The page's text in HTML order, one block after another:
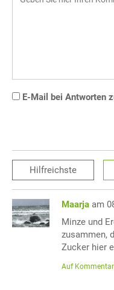
E-Mail bei Antworten
Hilfreichste
Maarja am
Minze und
zusammen,
Zucker hier
Auf